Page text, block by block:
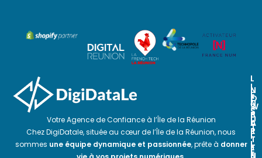
Votre Agence de Confiance à l’Île de la Réunion
Chez DigiDatale, située au cœur de l’Île de la Réunion, nous
sommes une équipe dynamique et passionnée, prête à donner
L
I
E
N
S
U
T
I
L
E
N
O
S
P
A
R
T
E
N
E
W
S
L
E
T
T